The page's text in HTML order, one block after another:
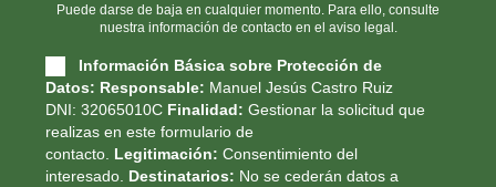
Puede darse de baja en cualquier momento. Para ello, consulte
nuestra información de contacto en el aviso legal.
Información Básica sobre Protección de
Datos: Responsable: Manuel Jesús Castro Ruiz
DNI: 32065010C Finalidad: Gestionar la solicitud que
realizas en este formulario de
contacto. Legitimación: Consentimiento del
interesado. Destinatarios: No se cederán datos a